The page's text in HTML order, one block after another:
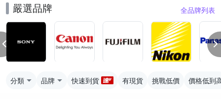
嚴選品牌 全品牌列表
分類 品牌 快速到貨 有現貨 挑戰低價 價格低到